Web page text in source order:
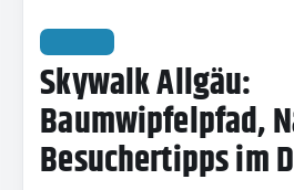
Skywalk Allgäu:
Baumwipfelpfad,
Besuchertipps im